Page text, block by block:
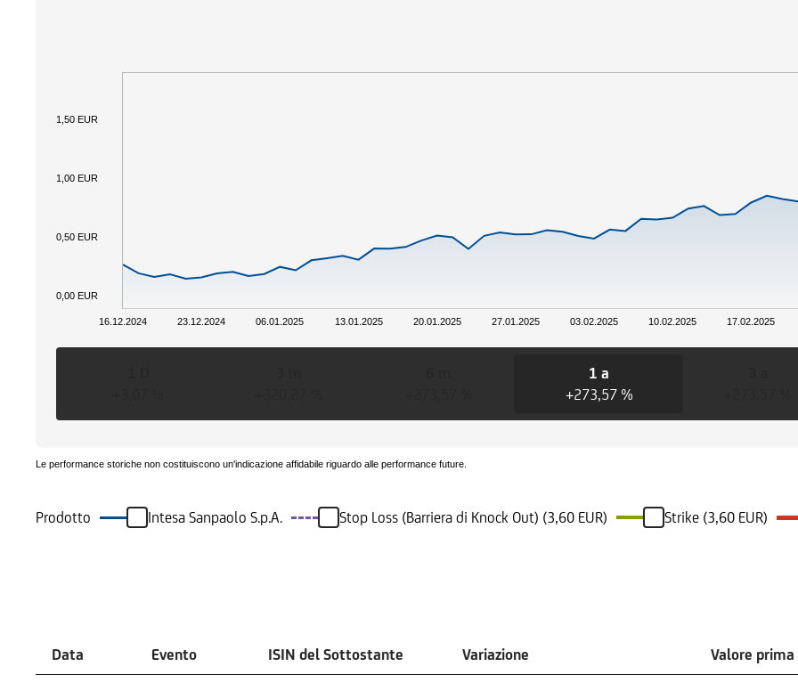
16.12.2024 23.12.2024 06.01.2025 13.01.2025 20.01.2025 27.01.2025 03.02.2025 10.02.2025 17.02.2025
0,00 EUR
0,50 EUR
1,00 EUR
1,50 EUR
1 a
+273,57 %
Le performance storiche non costituiscono un'indicazione affidabile riguardo alle performance future.
Prodotto Intesa Sanpaolo S.p.A. Stop Loss (Barriera di Knock Out) (3,60 EUR) Strike (3,60 EUR)
Data Evento ISIN del Sottostante Variazione Valore